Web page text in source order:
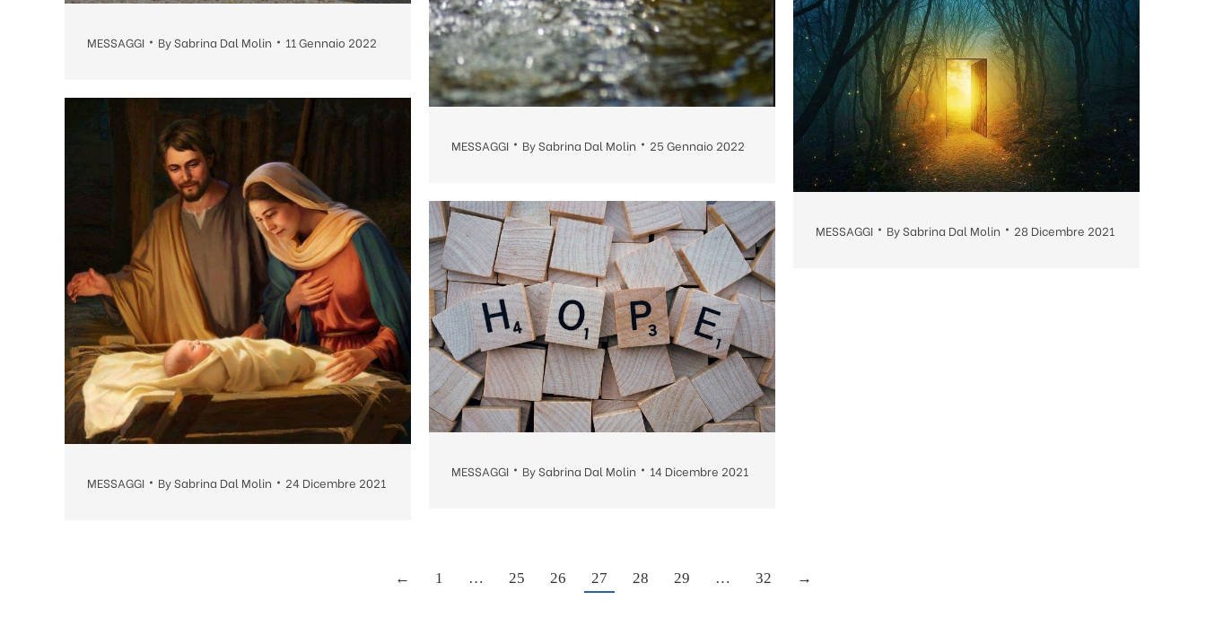
MESSAGGI BySabrina Dal Molin 25 Gennaio 2022
MESSAGGI BySabrina Dal Molin 11 Gennaio 2022
MESSAGGI BySabrina Dal Molin 28 Dicembre 2021
MESSAGGI BySabrina Dal Molin 24 Dicembre 2021
MESSAGGI BySabrina Dal Molin 14 Dicembre 2021
← 1 … 25 26 27 28 29 … 32 →